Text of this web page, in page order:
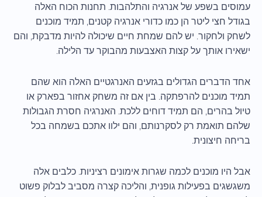
עמוסים בשפע של אנרגיה והתלהבות. תחנות הכוח האלה
בגודל חצי ליטר הן כמו כדורי אנרגיה קטנים, תמיד מוכנים
לשחק ולחקור. יש להם שמחת חיים שיכולה להיות מדבקת, והם
ישאירו אותך על קצות האצבעות מהבוקר עד הלילה.
אחד הדברים הגדולים בגזעים האנרגטיים האלה הוא שהם
תמיד מוכנים להרפתקה. בין אם זה משחק אחזור בפארק או
טיול בהרים, הם תמיד דוחים ללכת. האנרגיה חסרת הגבולות
שלהם תואמת רק לסקרנותם, והם ילוו אתכם בשמחה בכל
בריחה חיצונית.
אבל היו מוכנים לכמה שגרות אימונים רציניות. כלבים אלה
משגשגים בפעילות גופנית, והליכה קצרה מסביב לבלוק פשוט